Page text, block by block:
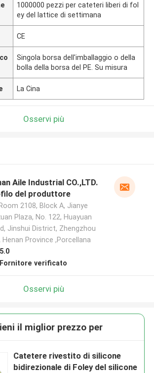
1000000 pezzi per cateteri liberi di fol
ey del lattice di settimana
CE
Singola borsa dell'imballaggio o della
bolla della borsa del PE. Su misura
La Cina
Osservi più
Aile Industrial CO.,LTD.
del produttore
Room 2108, Block A, Jianye
Plaza, No. 122, Huayuan
Jinshui District, Zhengzhou
Henan Province ,Porcellana
5.0
Fornitore verificato
Osservi più
il miglior prezzo per
Catetere rivestito di silicone
bidirezionale di Foley del silicone